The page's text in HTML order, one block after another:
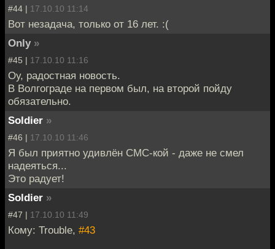
#44 | 17.10.10 11:14
Вот незадача, только от 16 лет. :(
Only »
#45 | 17.10.10 11:16
Оу, радостная новость.
В Волгограде на первом был, на второй пойду
обязательно.
Soldier »
#46 | 17.10.10 11:46
Я был приятно удивлён СМС-кой - даже не смел
надеяться...
Это радует!
Soldier »
#47 | 17.10.10 11:49
Кому: Trouble, #43